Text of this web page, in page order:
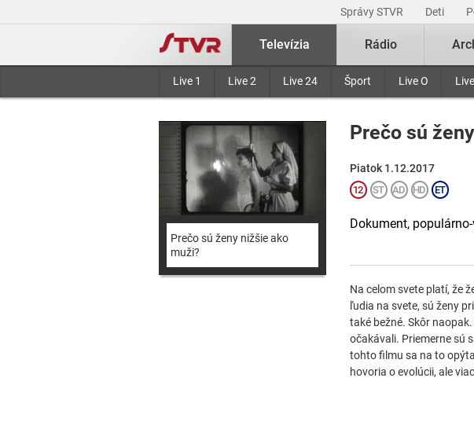
Správy STVR Deti
Televízia
Live 1 Live 2 Live 24 Šport Live O
Rádio
Prečo sú ženy nižšie ako
muži?
Prečo sú
Piatok 1.12.2017
Dokument,
Na celom svete platí, že
ľudia na svete, sú ženy
také bežné. Skôr
očakávali. Priemerne sú
tohto filmu sa na to
hovoria o evolúcii, ale